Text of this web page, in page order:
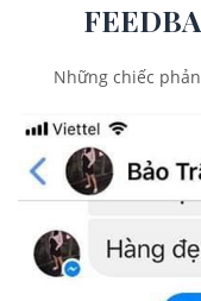
Những chiếc